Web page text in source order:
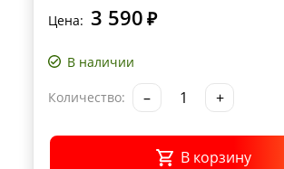
Цена: 3 590 ₽
В наличии
Количество: – +
В корзину